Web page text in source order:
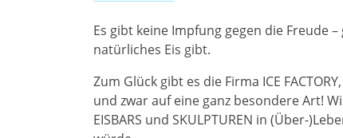
Es gibt keine Impfung gegen die Freude
natürliches Eis gibt.
Zum Glück gibt es die Firma ICE
und zwar auf eine ganz besondere Art!
EISBARS und SKULPTUREN in (Über-